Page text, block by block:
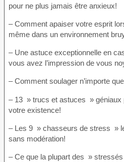
pour ne plus jamais être anxieux!
– Comment apaiser votre esprit
même dans un environnement
– Une astuce exceptionnelle en
vous avez l’impression de vous
– Comment soulager n’importe
– 13 » trucs et astuces » géniaux
votre existence!
– Les 9 » chasseurs de stress »
sans modération!
– Ce que la plupart des »